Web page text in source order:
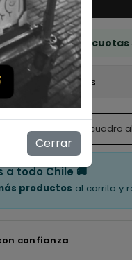
y paga en 3
de ubicaciones
están viendo este cuadro
a todo Chile 🚚
productos al carrito y
confianza
Cerrar